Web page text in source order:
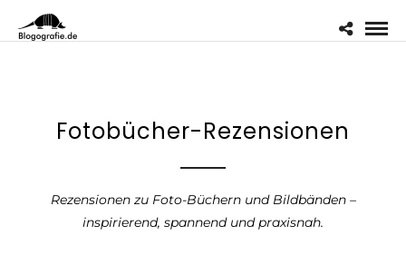
Fotobücher-Rezensionen
Rezensionen zu Foto-Büchern und Bildbänden –
inspirierend, spannend und praxisnah.